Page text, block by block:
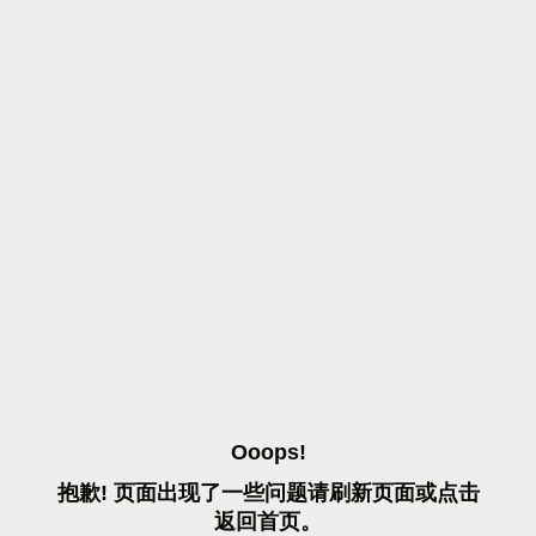
OOOPS!
抱歉! 页面出现了一些问题请刷 新页面或点击
返 回首页。